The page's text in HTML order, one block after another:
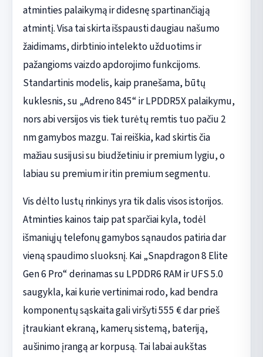
atminties palaikymą ir didesnę spartinančiąją
atmintį. Visa tai skirta išspausti daugiau našumo
žaidimams, dirbtinio intelekto užduotims ir
pažangioms vaizdo apdorojimo funkcijoms.
Standartinis modelis, kaip pranešama, būtų
kuklesnis, su „Adreno 845“ ir LPDDR5X palaikymu,
nors abi versijos vis tiek turėtų remtis tuo pačiu 2
nm gamybos mazgu. Tai reiškia, kad skirtis čia
mažiau susijusi su biudžetiniu ir premium lygiu, o
labiau su premium ir itin premium segmentu.
Vis dėlto lustų rinkinys yra tik dalis visos istorijos.
Atminties kainos taip pat sparčiai kyla, todėl
išmaniųjų telefonų gamybos sąnaudos patiria dar
vieną spaudimo sluoksnį. Kai „Snapdragon 8 Elite
Gen 6 Pro“ derinamas su LPDDR6 RAM ir UFS 5.0
saugykla, kai kurie vertinimai rodo, kad bendra
komponentų sąskaita gali viršyti 555 € dar prieš
įtraukiant ekraną, kamerų sistemą, bateriją,
aušinimo įrangą ar korpusą. Tai labai aukštas